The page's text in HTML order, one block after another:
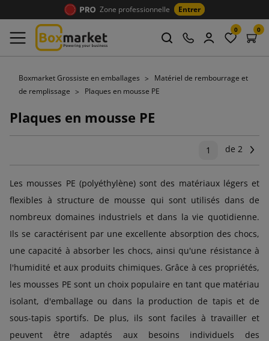
Zone professionnelle Entrer
0 0
Boxmarket Grossiste en emballages
Matériel de rembourrage et
de remplissage
Plaques en mousse PE
Plaques en mousse PE
1 de 2
Les mousses PE (polyéthylène) sont des matériaux légers et
flexibles à structure de mousse qui sont utilisés dans de
nombreux domaines industriels et dans la vie quotidienne.
Ils se caractérisent par une excellente absorption des chocs,
une capacité à absorber les chocs, ainsi qu'une résistance à
l'humidité et aux produits chimiques. Grâce à ces propriétés,
les mousses PE sont un choix populaire en tant que matériau
isolant, d'emballage ou dans la production de tapis et de
sous-tapis sportifs. De plus, ils sont faciles à travailler et
peuvent être adaptés aux besoins individuels des